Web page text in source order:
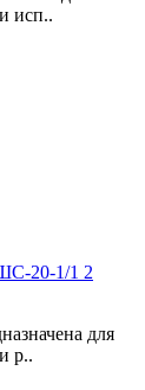
исп..
для
р..